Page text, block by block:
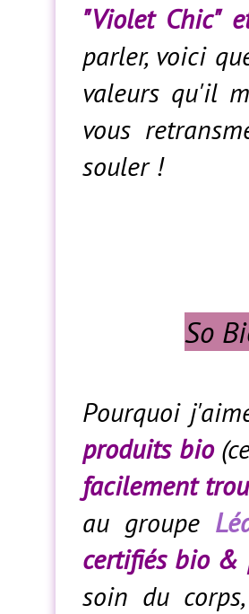
"Violet Chic"
parler, voici
valeurs qu'il
vous
souler !
So
Pourquoi
produits bio
facilement
au groupe
certifiés bio
soin du